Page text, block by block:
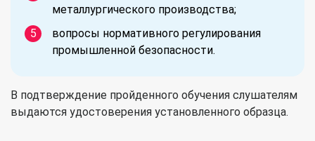
металлургического производства;
вопросы нормативного регулирования
промышленной безопасности.
В подтверждение пройденного обучения слушателям
выдаются удостоверения установленного образца.